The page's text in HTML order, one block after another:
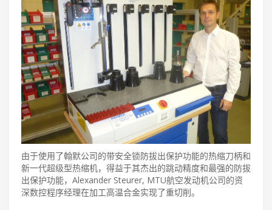
由于使用了翰默公司的带安全锁防拔出保护功能的热缩刀柄和
新一代超级型热缩机，得益于其杰出的跳动精度和最强的防拔
出保护功能，Alexander Steurer, MTU航空发动机公司的资
深数控程序经理在加工高温合金实现了重切削。